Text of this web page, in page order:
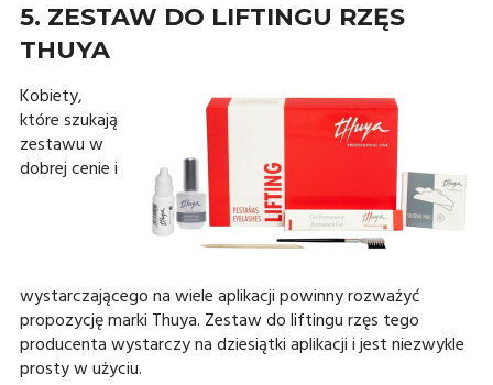
5. ZESTAW DO LIFTINGU RZĘS
THUYA
Kobiety,
które szukają
zestawu w
dobrej cenie i
wystarczającego na wiele aplikacji powinny rozważyć
propozycję marki Thuya. Zestaw do liftingu rzęs tego
producenta wystarczy na dziesiątki aplikacji i jest niezwykle
prosty w użyciu.